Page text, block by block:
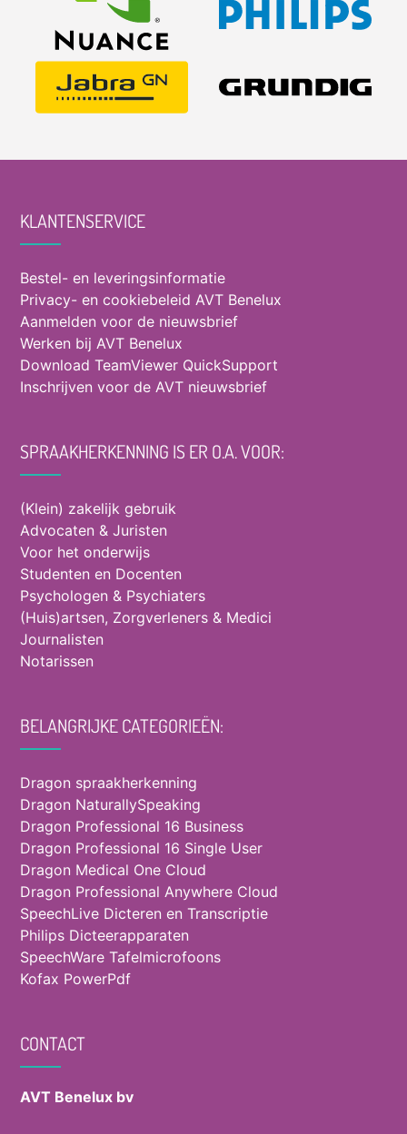
KLANTENSERVICE
Bestel- en leveringsinformatie
Privacy- en cookiebeleid AVT Benelux
Aanmelden voor de nieuwsbrief
Werken bij AVT Benelux
Download TeamViewer QuickSupport
Inschrijven voor de AVT nieuwsbrief
SPRAAKHERKENNING IS ER O.A. VOOR:
(Klein) zakelijk gebruik
Advocaten & Juristen
Voor het onderwijs
Studenten en Docenten
Psychologen & Psychiaters
(Huis)artsen, Zorgverleners & Medici
Journalisten
Notarissen
BELANGRIJKE CATEGORIEËN:
Dragon spraakherkenning
Dragon NaturallySpeaking
Dragon Professional 16 Business
Dragon Professional 16 Single User
Dragon Medical One Cloud
Dragon Professional Anywhere Cloud
SpeechLive Dicteren en Transcriptie
Philips Dicteerapparaten
SpeechWare Tafelmicrofoons
Kofax PowerPdf
CONTACT
AVT Benelux bv